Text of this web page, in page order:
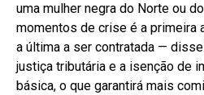
uma mulher negra do Norte ou
momentos de crise é a primeira
a última a ser contratada —
justiça tributária e a isenção de
básica, o que garantirá mais